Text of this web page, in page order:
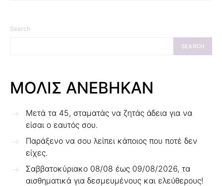
Search
SEARCH
ΜΟΛΙΣ ΑΝΕΒΗΚΑΝ
Μετά τα 45, σταματάς να ζητάς άδεια για να
είσαι ο εαυτός σου.
Παράξενο να σου λείπει κάποιος που ποτέ δεν
είχες.
Σαββατοκύριακο 08/08 έως 09/08/2026, τα
αισθηματικά για δεσμευμένους και ελεύθερους!